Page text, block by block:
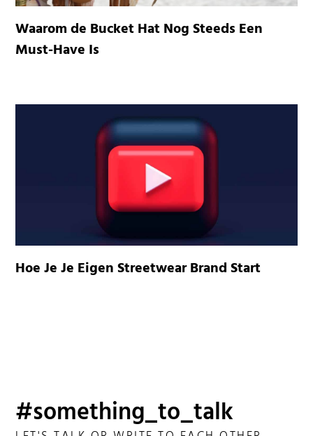
Waarom de Bucket Hat Nog Steeds Een
Must-Have Is
Hoe Je Je Eigen Streetwear Brand Start
#something_to_talk